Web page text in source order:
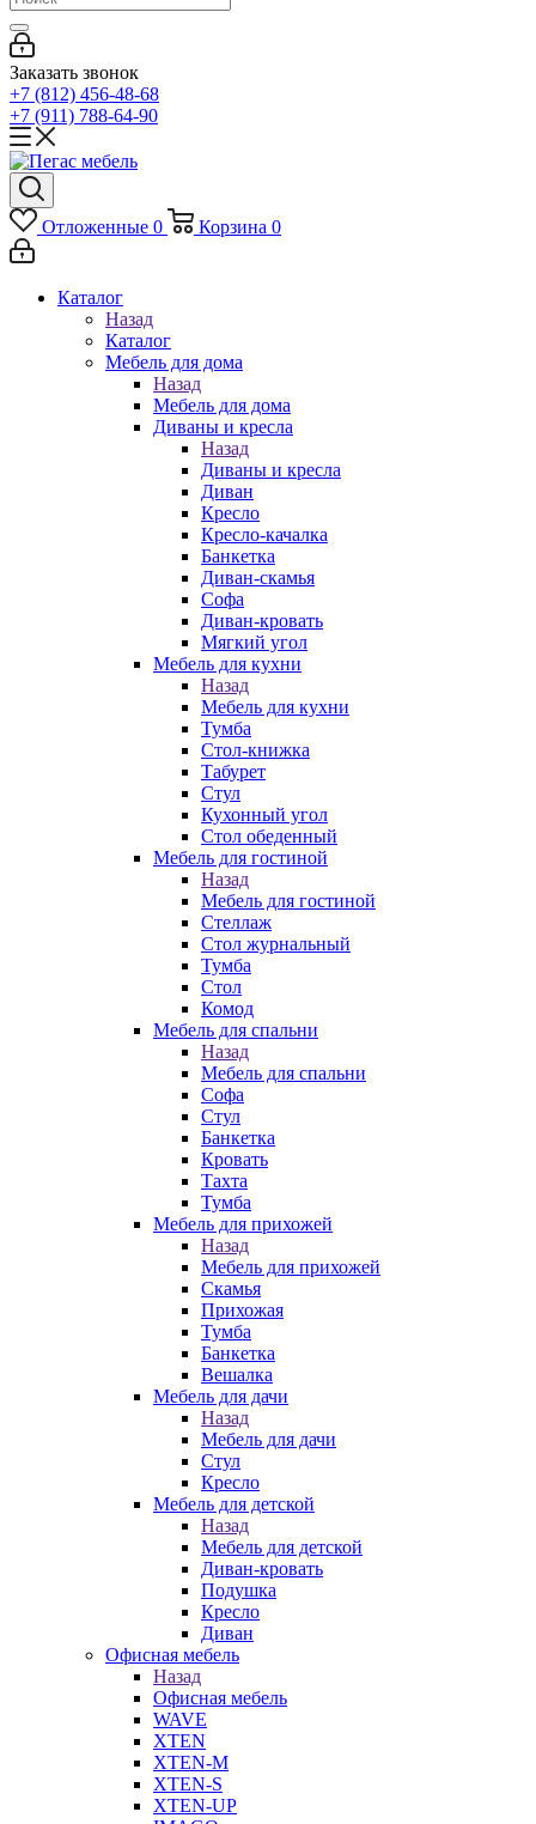
Заказать звонок
+7 (812) 456-48-68
+7 (911) 788-64-90
Отложенные 0 Корзина 0
Каталог
Назад
Каталог
Мебель для дома
Назад
Мебель для дома
Диваны и кресла
Назад
Диваны и кресла
Диван
Кресло
Кресло-качалка
Банкетка
Диван-скамья
Софа
Диван-кровать
Мягкий угол
Мебель для кухни
Назад
Мебель для кухни
Тумба
Стол-книжка
Табурет
Стул
Кухонный угол
Стол обеденный
Мебель для гостиной
Назад
Мебель для гостиной
Стеллаж
Стол журнальный
Тумба
Стол
Комод
Мебель для спальни
Назад
Мебель для спальни
Софа
Стул
Банкетка
Кровать
Тахта
Тумба
Мебель для прихожей
Назад
Мебель для прихожей
Скамья
Прихожая
Тумба
Банкетка
Вешалка
Мебель для дачи
Назад
Мебель для дачи
Стул
Кресло
Мебель для детской
Назад
Мебель для детской
Диван-кровать
Подушка
Кресло
Диван
Офисная мебель
Назад
Офисная мебель
WAVE
XTEN
XTEN-M
XTEN-S
XTEN-UP